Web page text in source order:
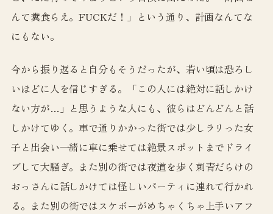
んて糞食らえ。FUCKだ！」という通り、計画なんてな
にもない。
今から振り返ると自分もそうだったが、若い頃は恐ろし
いほどに人を信じすぎる。「この人には絶対に話しかけ
ない方が…」と思うような人にも、彼らはどんどんと話
しかけてゆく。車で通りかかった街では少しラリった女
子と出会い一緒に車に乗せては絶景スポットまでドライ
ブして大騒ぎ。また別の街では夜道を歩く刺青だらけの
おっさんに話しかけては怪しいパーティに連れて行かれ
る。また別の街ではスケボーがめちゃくちゃ上手いアフ